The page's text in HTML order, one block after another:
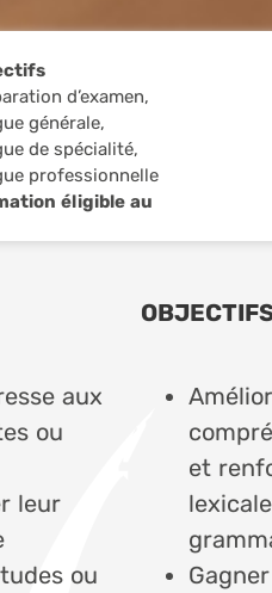
d’examen,
générale,
de spécialité,
professionnelle
éligible au
aux
ou
leur
ou
et